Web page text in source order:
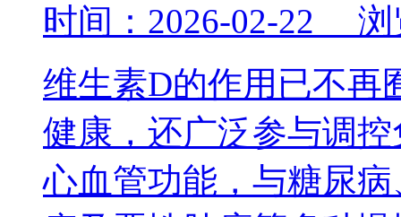
时间：2026-02-22 浏
维生素D的作用已不再
健康，还广泛参与调
心血管功能，与糖尿